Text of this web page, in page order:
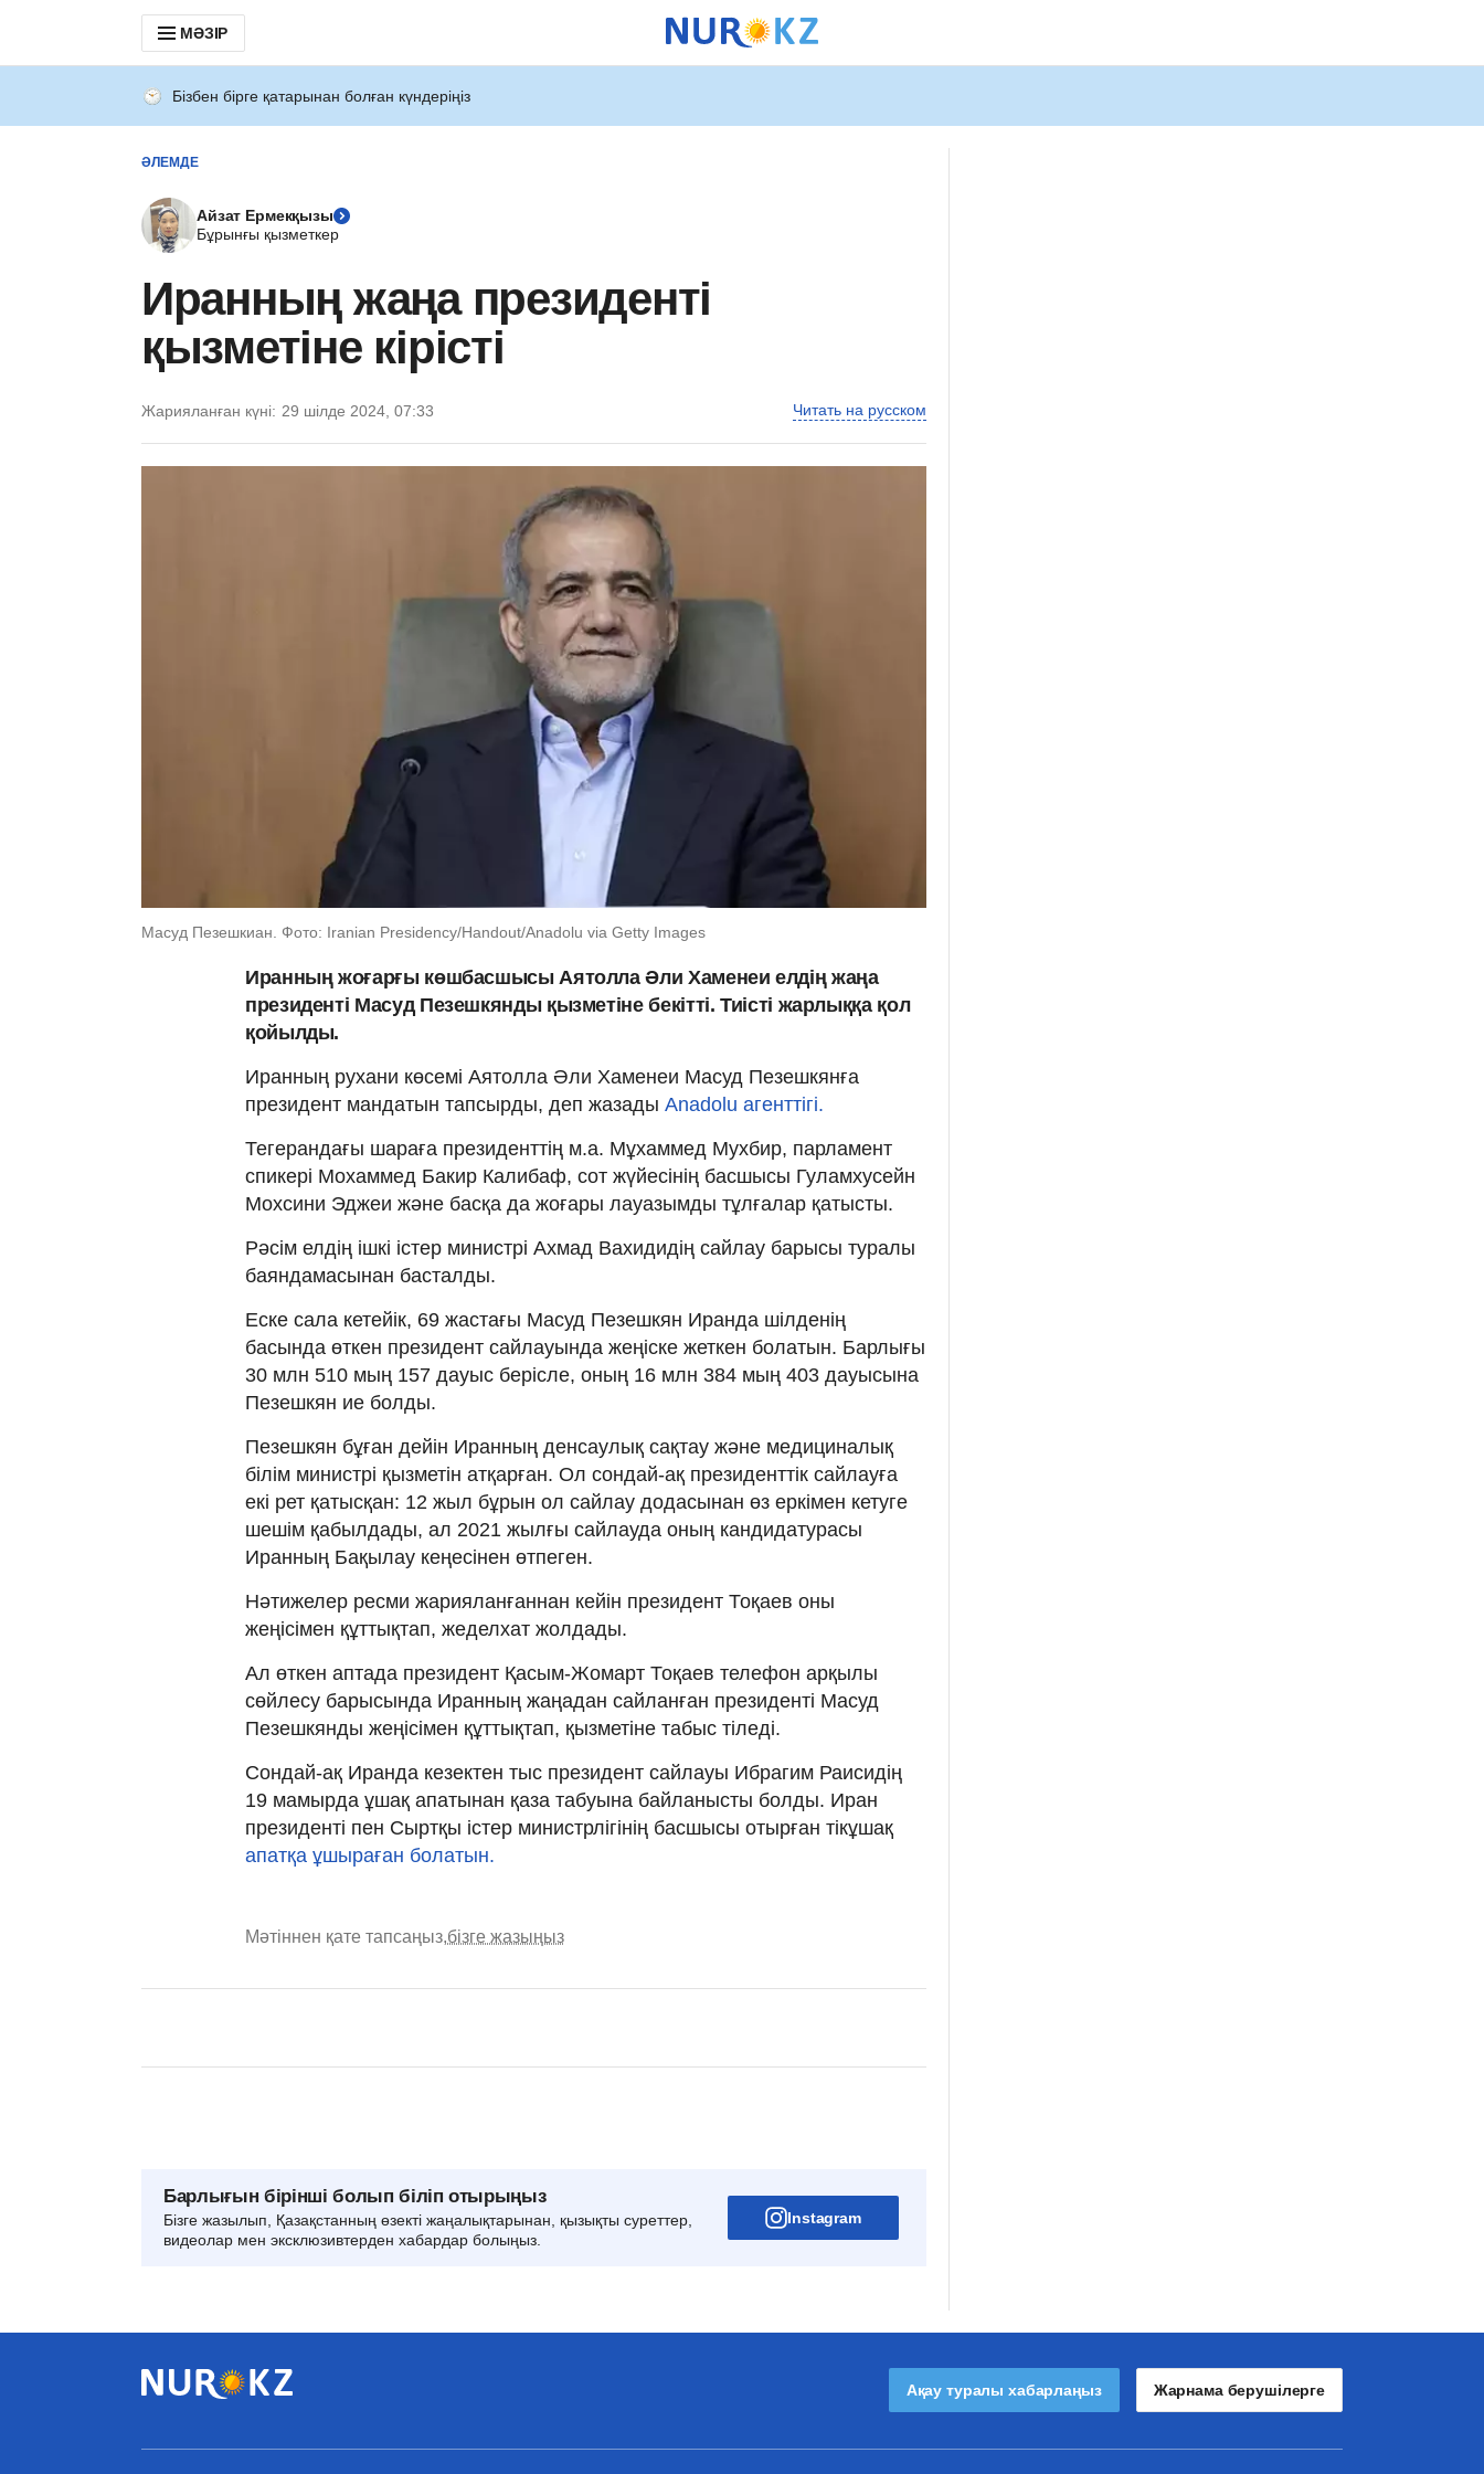
МӘЗІР
Бізбен бірге қатарынан болған күндеріңіз
ӘЛЕМДЕ
Айзат Ермекқызы
Бұрынғы қызметкер
Иранның жаңа президенті
қызметіне кірісті
Жарияланған күні: 29 шілде 2024, 07:33 Читать на русском
Масуд Пезешкиан. Фото: Iranian Presidency/Handout/Anadolu via Getty Images
Иранның жоғарғы көшбасшысы Аятолла Әли Хаменеи елдің жаңа
президенті Масуд Пезешкянды қызметіне бекітті. Тиісті жарлыққа қол
қойылды.
Иранның рухани көсемі Аятолла Әли Хаменеи Масуд Пезешкянға
президент мандатын тапсырды, деп жазады Anadolu агенттігі.
Тегерандағы шараға президенттің м.а. Мұхаммед Мухбир, парламент
спикері Мохаммед Бакир Калибаф, сот жүйесінің басшысы Гуламхусейн
Мохсини Эджеи және басқа да жоғары лауазымды тұлғалар қатысты.
Рәсім елдің ішкі істер министрі Ахмад Вахидидің сайлау барысы туралы
баяндамасынан басталды.
Еске сала кетейік, 69 жастағы Масуд Пезешкян Иранда шілденің
басында өткен президент сайлауында жеңіске жеткен болатын. Барлығы
30 млн 510 мың 157 дауыс берісле, оның 16 млн 384 мың 403 дауысына
Пезешкян ие болды.
Пезешкян бұған дейін Иранның денсаулық сақтау және медициналық
білім министрі қызметін атқарған. Ол сондай-ақ президенттік сайлауға
екі рет қатысқан: 12 жыл бұрын ол сайлау додасынан өз еркімен кетуге
шешім қабылдады, ал 2021 жылғы сайлауда оның кандидатурасы
Иранның Бақылау кеңесінен өтпеген.
Нәтижелер ресми жарияланғаннан кейін президент Тоқаев оны
жеңісімен құттықтап, жеделхат жолдады.
Ал өткен аптада президент Қасым-Жомарт Тоқаев телефон арқылы
сөйлесу барысында Иранның жаңадан сайланған президенті Масуд
Пезешкянды жеңісімен құттықтап, қызметіне табыс тіледі.
Сондай-ақ Иранда кезектен тыс президент сайлауы Ибрагим Раисидің
19 мамырда ұшақ апатынан қаза табуына байланысты болды. Иран
президенті пен Сыртқы істер министрлігінің басшысы отырған тікұшақ
апатқа ұшыраған болатын.
Мәтіннен қате тапсаңыз,бізге жазыңыз
Барлығын бірінші болып біліп отырыңыз
Бізге жазылып, Қазақстанның өзекті жаңалықтарынан, қызықты суреттер,
видеолар мен эксклюзивтерден хабардар болыңыз.
Instagram
Ақау туралы хабарлаңыз Жарнама берушілерге